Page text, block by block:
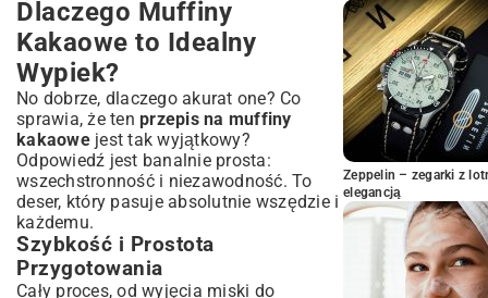
Sekrety Doskonałych Muffinów
Kakaowych – Porady Eksperta
Jak Uniknąć Suchych i Zbyt Zbitych
Muffinów?
Jakie Kakao Wybrać dla Najlepszego
Smaku?
Kiedy Wyjąć Muffiny z Piekarnika?
Wariacje i Dodatki – Uwolnij Kulinarną
Kreatywność
Muffiny Kakaowe z Kawałkami Czekolady
lub Orzechami
Wersje Owocowe – Idealne Połączenia
Smaków
Dlaczego Muffiny
Kakaowe to Idealny
Wypiek?
No dobrze, dlaczego akurat one? Co
sprawia, że ten przepis na muffiny
kakaowejest tak wyjątkowy?
Odpowiedź jest banalnie prosta:
wszechstronność i niezawodność. To
deser, który pasuje absolutnie wszędzie i
każdemu.
Szybkość i Prostota
Przygotowania
Cały proces, od wyjęcia miski do
Zeppelin – zegarki z
elegancją